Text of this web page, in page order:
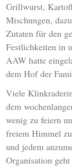
Grillwurst,
Mischungen,
Zutaten für den
Festlichkeiten in
AAW hatte
dem Hof der
Viele
dem
wenig zu feiern
freiem Himmel
und jedem
Organisation